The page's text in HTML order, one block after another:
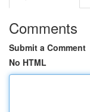
Comments
Submit a Comment
No HTML